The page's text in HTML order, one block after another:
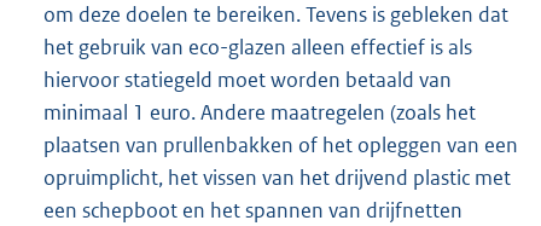
om deze doelen te bereiken. Tevens is gebleken dat
het gebruik van eco-glazen alleen effectief is als
hiervoor statiegeld moet worden betaald van
minimaal 1 euro. Andere maatregelen (zoals het
plaatsen van prullenbakken of het opleggen van een
opruimplicht, het vissen van het drijvend plastic met
een schepboot en het spannen van drijfnetten